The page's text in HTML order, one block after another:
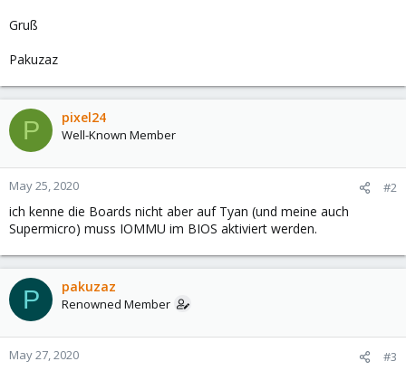
Gruß
Pakuzaz
P pixel24
Well-Known Member
May 25, 2020 #2
ich kenne die Boards nicht aber auf Tyan (und meine auch
Supermicro) muss IOMMU im BIOS aktiviert werden.
P pakuzaz
Renowned Member
May 27, 2020 #3